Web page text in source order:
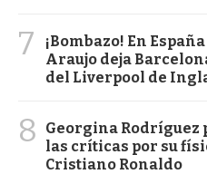
7
¡Bombazo! En
Araujo deja
del Liverpool de
8
Georgina Rodríguez
las críticas por su
Cristiano Ronaldo